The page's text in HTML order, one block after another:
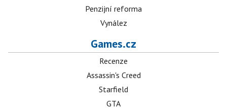
Penzijní reforma
Vynález
Games.cz
Recenze
Assassin's Creed
Starfield
GTA